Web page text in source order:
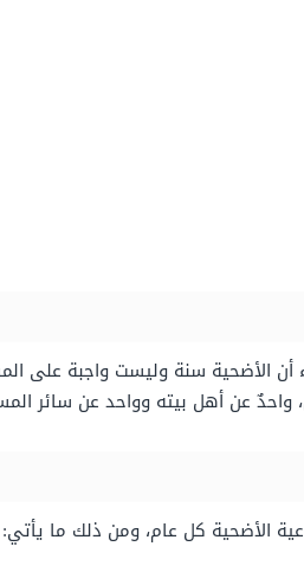
الأضحية سنة وليست واجبة على
عن أهل بيته وواحد عن سائر
الأضحية كل عام، ومن ذلك ما يأتي: